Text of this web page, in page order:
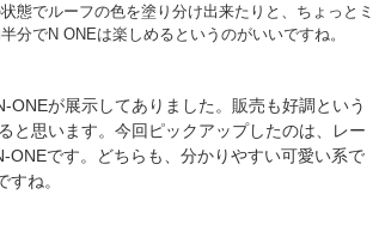
態でルーフの色を塗り分け出来たりと、ちょっとミ
分でN ONEは楽しめるというのがいいですね。
が展示してありました。販売も好調という
と思います。今回ピックアップしたのは、レー
です。どちらも、分かりやすい可愛い系で
ね。